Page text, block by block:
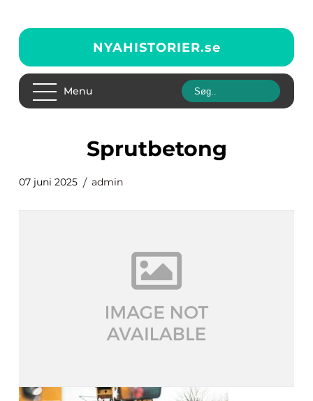
NYAHISTORIER.se
Menu
sprutbetong
07 juni 2025 admin